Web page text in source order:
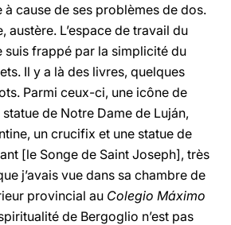
à cause de ses problèmes de dos.
austère. L’espace de travail du
suis frappé par la simplicité du
Il y a là des livres, quelques
Parmi ceux-ci, une icône de
de Notre Dame de Luján,
un crucifix et une statue de
[le Songe de Saint Joseph], très
j’avais vue dans sa chambre de
provincial au Colegio Máximo
de Bergoglio n’est pas